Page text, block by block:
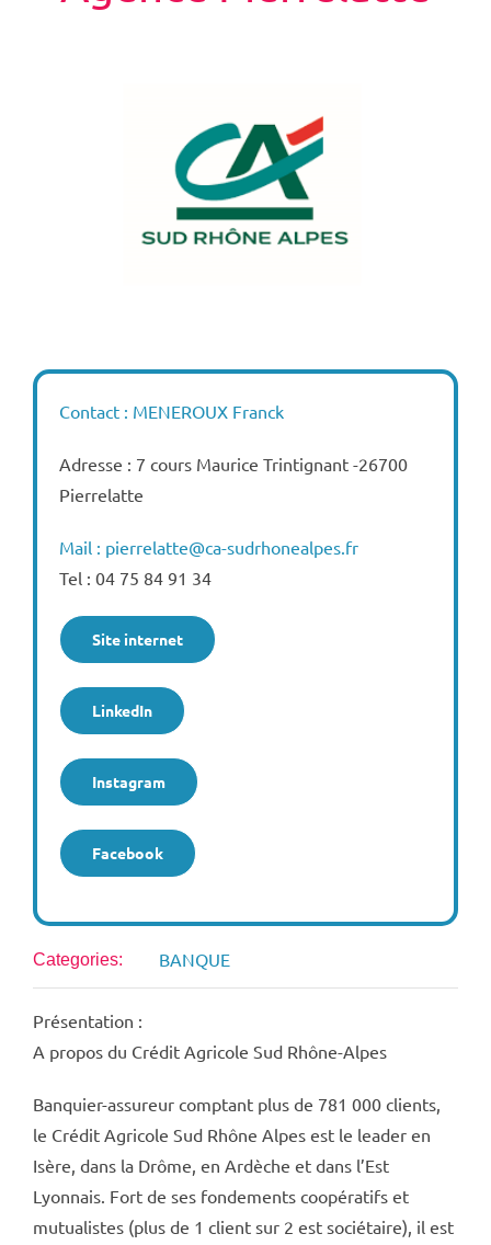
Contact : MENEROUX Franck
Adresse : 7 cours Maurice Trintignant -26700
Pierrelatte
Mail : pierrelatte@ca-sudrhonealpes.fr
Tel : 04 75 84 91 34
Site internet
LinkedIn
Instagram
Facebook
Categories: BANQUE
Présentation :
A propos du Crédit Agricole Sud Rhône-Alpes
Banquier-assureur comptant plus de 781 000 clients,
le Crédit Agricole Sud Rhône Alpes est le leader en
Isère, dans la Drôme, en Ardèche et dans l’Est
Lyonnais. Fort de ses fondements coopératifs et
mutualistes (plus de 1 client sur 2 est sociétaire), il est